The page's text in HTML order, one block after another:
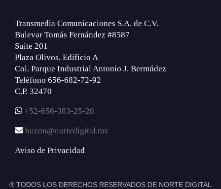
Transmedia Comunicaciones S.A. de C.V.
Bulevar Tomás Fernández #8587
Suite 201
Plaza Olivos, Edificio A
Col. Parque Industrial Antonio J. Bermúdez
Teléfono 656-682-72-92
C.P. 32470
+52-656-383-25-28
buzon@nortedigital.mx
Aviso de Privacidad
® TODOS LOS DERECHOS RESERVADOS DE NORTE DIGITAL